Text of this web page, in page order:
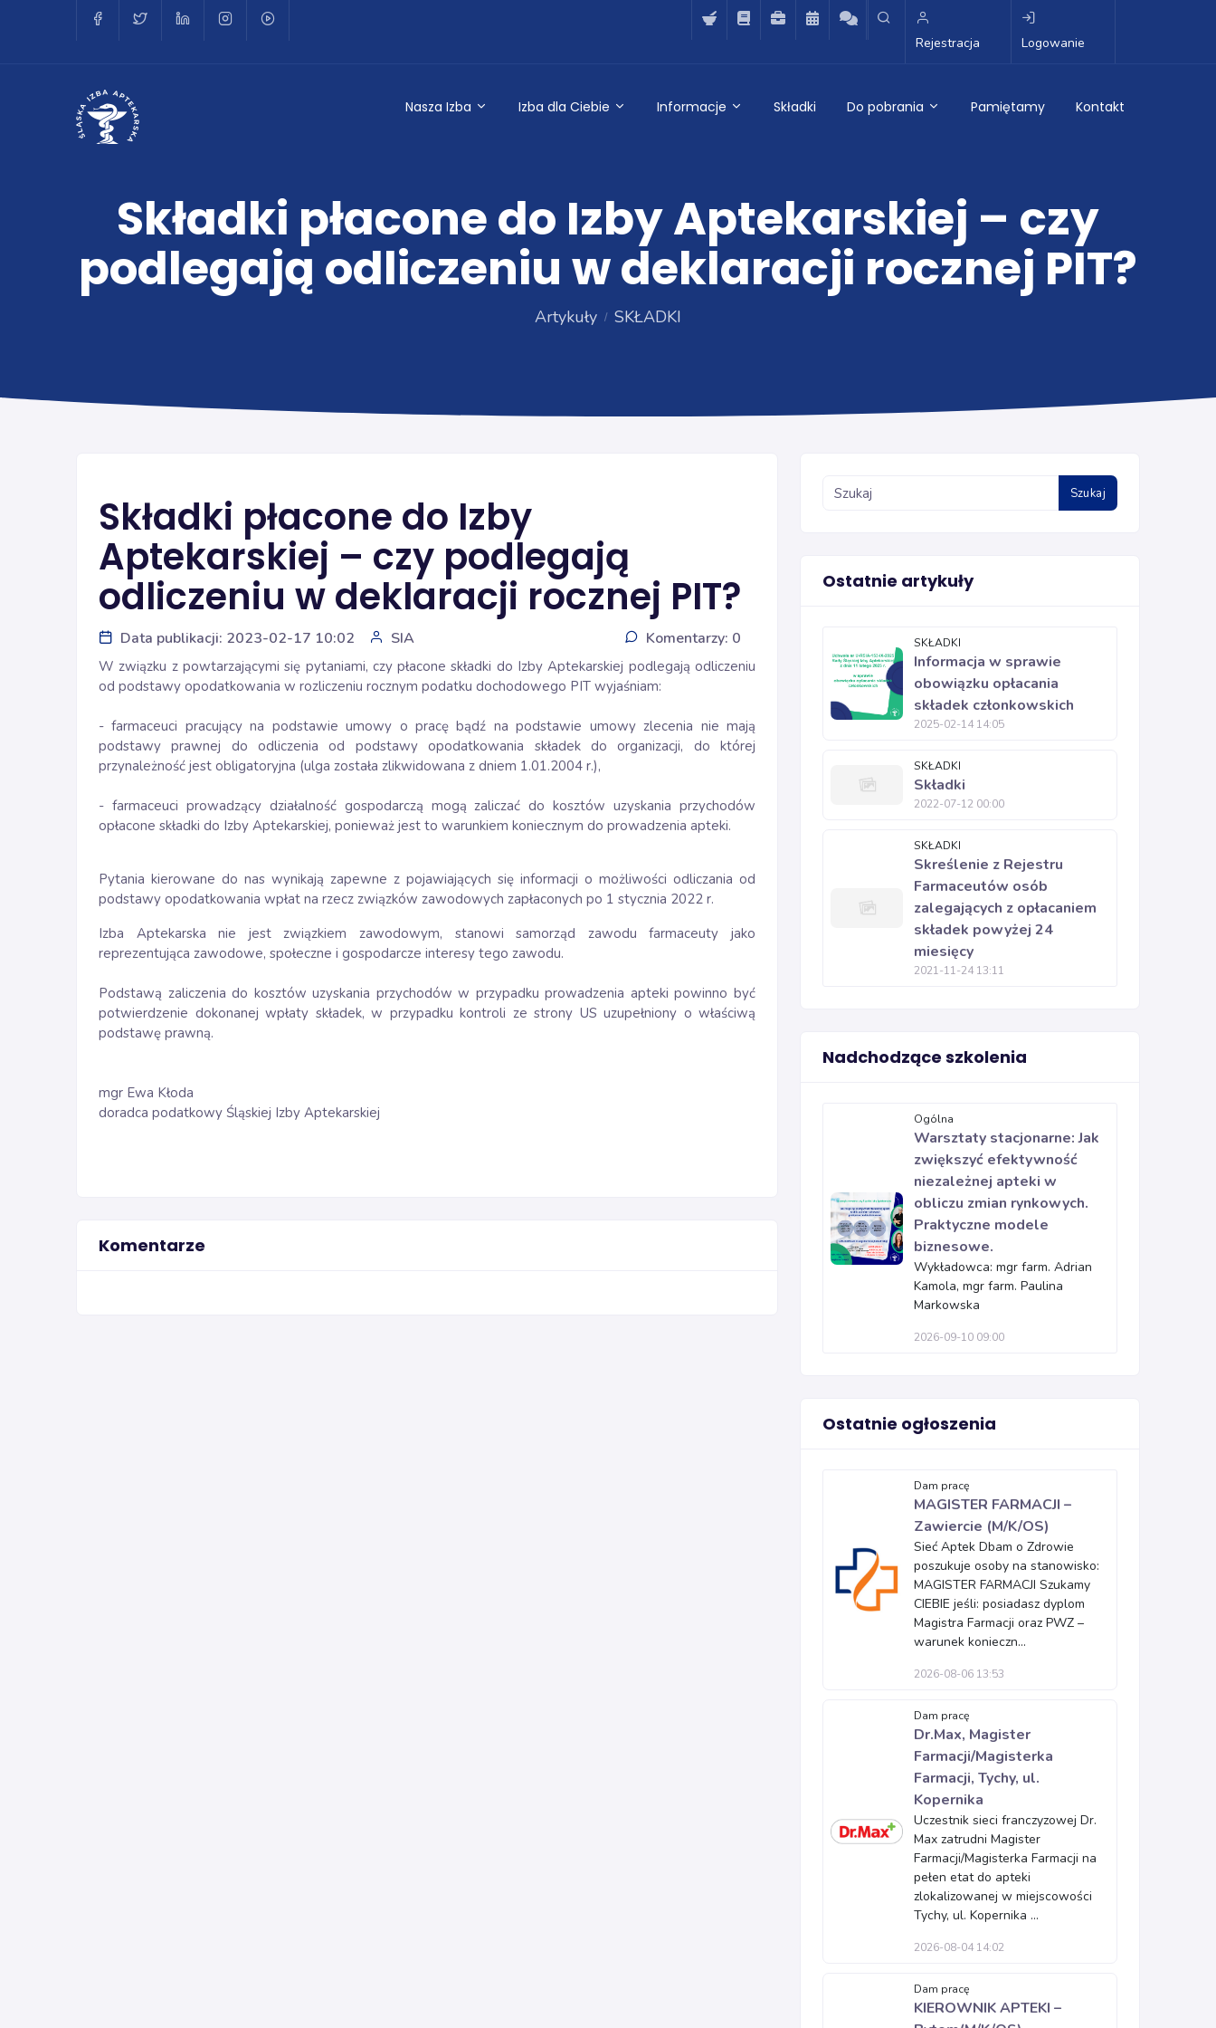
Rejestracja Logowanie
Nasza Izba Izba dla Ciebie Informacje Składki Do pobrania Pamiętamy Kontakt
Składki płacone do Izby Aptekarskiej – czy
podlegają odliczeniu w deklaracji rocznej PIT?
Artykuły SKŁADKI
Składki płacone do Izby
Aptekarskiej – czy podlegają
odliczeniu w deklaracji rocznej PIT?
Data publikacji: 2023-02-17 10:02 SIA Komentarzy: 0
W związku z powtarzającymi się pytaniami, czy płacone składki do Izby Aptekarskiej podlegają odliczeniu
od podstawy opodatkowania w rozliczeniu rocznym podatku dochodowego PIT wyjaśniam:
- farmaceuci pracujący na podstawie umowy o pracę bądź na podstawie umowy zlecenia nie mają
podstawy prawnej do odliczenia od podstawy opodatkowania składek do organizacji, do której
przynależność jest obligatoryjna (ulga została zlikwidowana z dniem 1.01.2004 r.),
- farmaceuci prowadzący działalność gospodarczą mogą zaliczać do kosztów uzyskania przychodów
opłacone składki do Izby Aptekarskiej, ponieważ jest to warunkiem koniecznym do prowadzenia apteki.
Pytania kierowane do nas wynikają zapewne z pojawiających się informacji o możliwości odliczania od
podstawy opodatkowania wpłat na rzecz związków zawodowych zapłaconych po 1 stycznia 2022 r.
Izba Aptekarska nie jest związkiem zawodowym, stanowi samorząd zawodu farmaceuty jako
reprezentująca zawodowe, społeczne i gospodarcze interesy tego zawodu.
Podstawą zaliczenia do kosztów uzyskania przychodów w przypadku prowadzenia apteki powinno być
potwierdzenie dokonanej wpłaty składek, w przypadku kontroli ze strony US uzupełniony o właściwą
podstawę prawną.
mgr Ewa Kłoda
doradca podatkowy Śląskiej Izby Aptekarskiej
Komentarze
Szukaj
Ostatnie artykuły
SKŁADKI
Informacja w sprawie
obowiązku opłacania
składek członkowskich
2025-02-14 14:05
SKŁADKI
Składki
2022-07-12 00:00
SKŁADKI
Skreślenie z Rejestru
Farmaceutów osób
zalegających z opłacaniem
składek powyżej 24
miesięcy
2021-11-24 13:11
Nadchodzące szkolenia
Ogólna
Warsztaty stacjonarne: Jak
zwiększyć efektywność
niezależnej apteki w
obliczu zmian rynkowych.
Praktyczne modele
biznesowe.
Wykładowca: mgr farm. Adrian
Kamola, mgr farm. Paulina
Markowska
2026-09-10 09:00
Ostatnie ogłoszenia
Dam pracę
MAGISTER FARMACJI –
Zawiercie (M/K/OS)
Sieć Aptek Dbam o Zdrowie
poszukuje osoby na stanowisko:
MAGISTER FARMACJI Szukamy
CIEBIE jeśli: posiadasz dyplom
Magistra Farmacji oraz PWZ –
warunek konieczn...
2026-08-06 13:53
Dam pracę
Dr.Max, Magister
Farmacji/Magisterka
Farmacji, Tychy, ul.
Kopernika
Uczestnik sieci franczyzowej Dr.
Max zatrudni Magister
Farmacji/Magisterka Farmacji na
pełen etat do apteki
zlokalizowanej w miejscowości
Tychy, ul. Kopernika ...
2026-08-04 14:02
Dam pracę
KIEROWNIK APTEKI –